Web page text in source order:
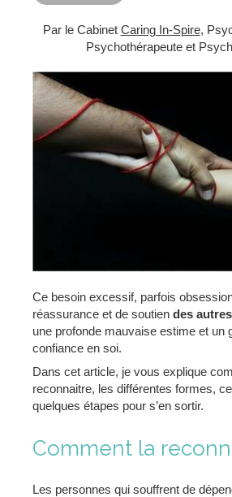
Par le Cabinet Caring In-Spire,
Psychothérapeute et
Ce besoin excessif, parfois
réassurance et de soutien des autres
une profonde mauvaise estime et un
confiance en soi.
Dans cet article, je vous explique
reconnaitre, les différentes formes,
quelques étapes pour s’en sortir.
Comment la
Les personnes qui souffrent de